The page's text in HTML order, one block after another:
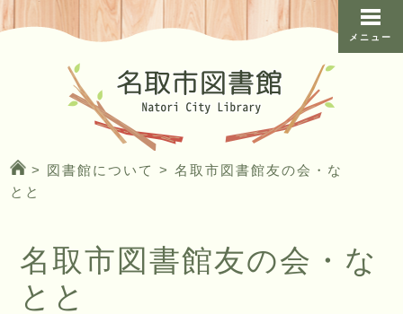
メニュー
> 図書館について >名取市図書館友の会・な
とと
名取市図書館友の会・な
とと